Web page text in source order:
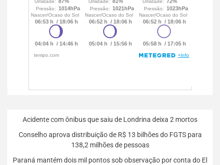
Acidente com ônibus que saiu de Londrina deixa 2 mortos
Conselho aprova distribuição de R$ 13 bilhões do FGTS para
138,2 milhões de pessoas
Paraná mantém dois mil pontos sob observação por conta do El